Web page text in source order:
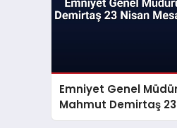
Emniyet Genel
Mahmut Demirtaş
Mesajı Yayınladı